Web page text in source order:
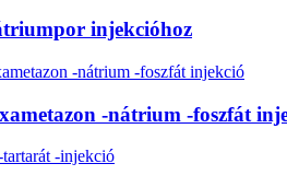
injekcióhoz
-nátrium -foszfát